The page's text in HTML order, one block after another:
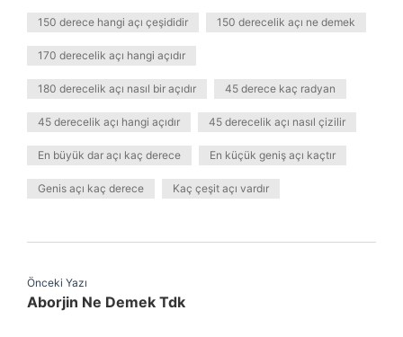
150 derece hangi açı çeşididir 150 derecelik açı ne demek
170 derecelik açı hangi açıdır
180 derecelik açı nasıl bir açıdır 45 derece kaç radyan
45 derecelik açı hangi açıdır 45 derecelik açı nasıl çizilir
En büyük dar açı kaç derece En küçük geniş açı kaçtır
Genis açı kaç derece Kaç çeşit açı vardır
Önceki Yazı
Aborjin Ne Demek Tdk